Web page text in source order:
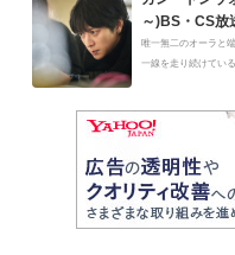
～)BS・CS放
唯一無二のオーラと
一線を走り続けてい